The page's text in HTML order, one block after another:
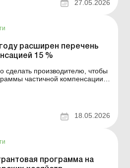
что позволит
...
27.05.2026
расширен перечень
15 %
сделать производителю, чтобы
частичной компенсации
в Украине»; как работает
компенсацию. Больше по
18.05.2026
программа на